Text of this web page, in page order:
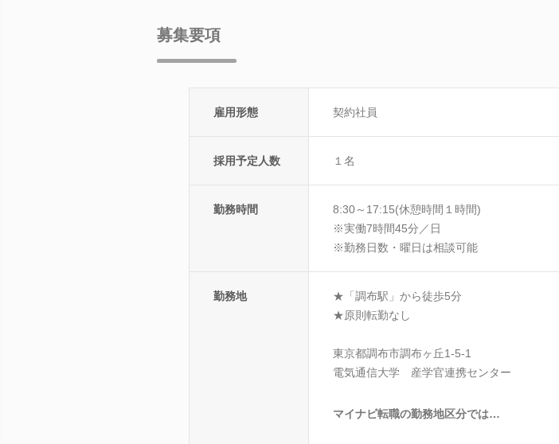
募集要項
雇用形態 契約社員
採用予定人数 １名
勤務時間
8:30～17:15(休憩時間１時間)
※実働7時間45分／日
※勤務日数・曜日は相談可能
勤務地
★「調布駅」から徒歩5分
★原則転勤なし
東京都調布市調布ヶ丘1-5-1
電気通信大学 産学官連携センター
マイナビ転職の勤務地区分では…